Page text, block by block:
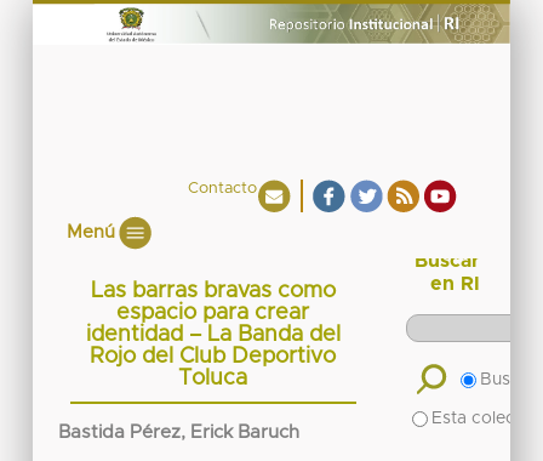
Contacto
Menú
Las barras bravas como
espacio para crear
identidad – La Banda del
Rojo del Club Deportivo
Toluca
Bastida Pérez, Erick Baruch
Buscar
en RI
Buscar
Esta